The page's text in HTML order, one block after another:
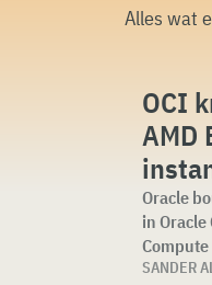
Alles wat
OCI
AMD
Oracle
in
Compute
SANDER